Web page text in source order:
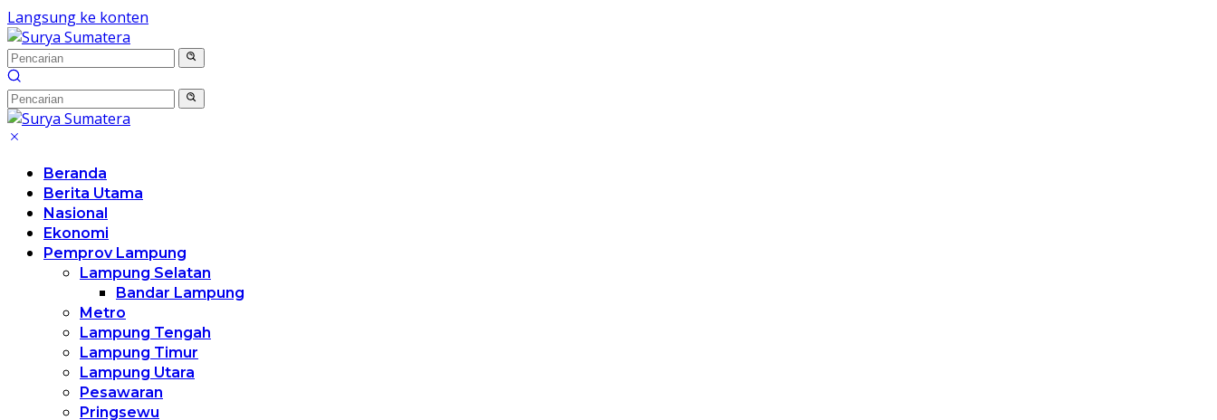
Langsung ke konten
Beranda
Berita Utama
Nasional
Ekonomi
Pemprov Lampung
Lampung Selatan
Bandar Lampung
Metro
Lampung Tengah
Lampung Timur
Lampung Utara
Pesawaran
Pringsewu